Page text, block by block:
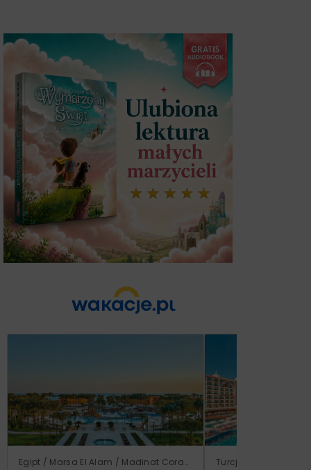
Egipt / Marsa El Alam / Madinat Coraya Turcja / Riwiera